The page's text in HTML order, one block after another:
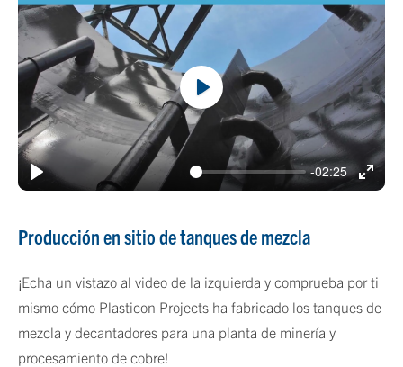
Play
-02:25
Enter
Play
Producción en sitio de tanques de mezcla
¡Echa un vistazo al video de la izquierda y comprueba por ti
mismo cómo Plasticon Projects ha fabricado los tanques de
mezcla y decantadores para una planta de minería y
procesamiento de cobre!